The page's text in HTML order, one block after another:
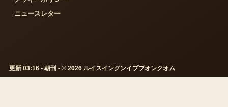
ニュースレター
更新 03:16 • 朝刊 • © 2026 ルイスイングンイププオンクオム